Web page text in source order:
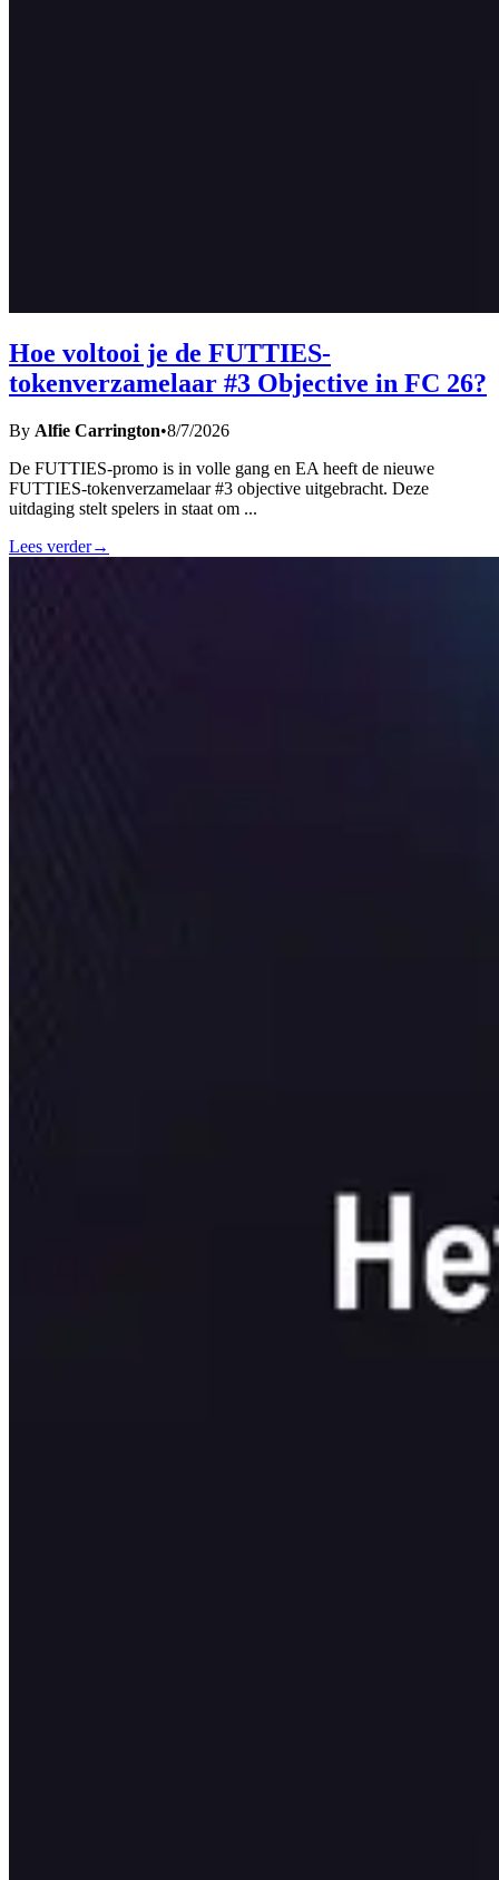
Hoe voltooi je de FUTTIES-
tokenverzamelaar #3 Objective in FC 26?
By Alfie Carrington•8/7/2026
De FUTTIES-promo is in volle gang en EA heeft de nieuwe
FUTTIES-tokenverzamelaar #3 objective uitgebracht. Deze
uitdaging stelt spelers in staat om ...
Lees verder→